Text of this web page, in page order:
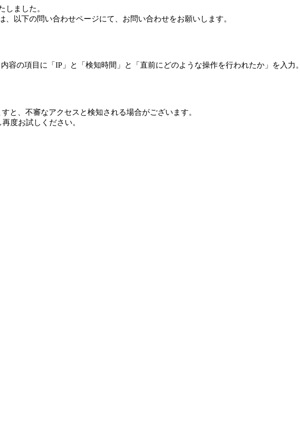
しました。
以下の問い合わせページにて、お問い合わせをお願いします。
容の項目に「IP」と「検知時間」と「直前にどのような操作を行われたか」を入力。
と、不審なアクセスと検知される場合がございます。
度お試しください。